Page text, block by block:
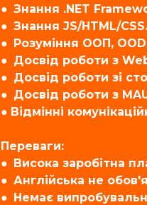
● Знання .NET
● Знання JS/HTML/CSS.
● Розуміння ООП,
● Досвід роботи з
● Досвід роботи зі
● Досвід роботи з
● Відмінні
Переваги:
● Висока заробітна
● Англійська не
● Немає